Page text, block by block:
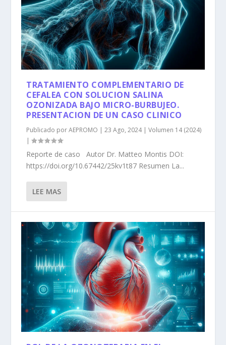
TRATAMIENTO COMPLEMENTARIO DE
CEFALEA CON SOLUCION SALINA
OZONIZADA BAJO MICRO-BURBUJEO.
PRESENTACION DE UN CASO CLINICO
Publicado porAEPROMO |23 Ago, 2024|Volumen 14 (2024)
|
Reporte de caso Autor Dr. Matteo Montis DOI:
https://doi.org/10.67442/25kv1t87 Resumen La...
LEE MAS